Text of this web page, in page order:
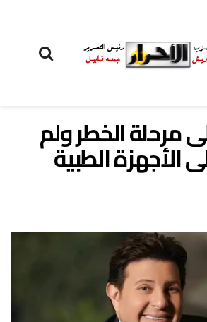
مرحلة الخطر ولم
الأجهزة الطبية